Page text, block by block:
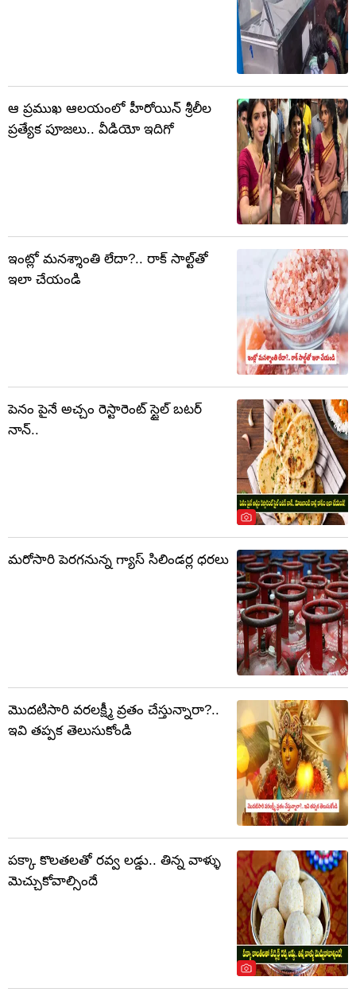
ఆ ప్రముఖ ఆలయంలో హీరోయిన్ శ్రీలీల
ప్రత్యేక పూజలు.. వీడియో ఇదిగో
ఇంట్లో మనశ్శాంతి లేదా?.. రాక్ సాల్ట్‌తో
ఇలా చేయండి
పెనం పైనే అచ్చం రెస్టారెంట్ స్టైల్ బటర్
నాన్..
మరోసారి పెరగనున్న గ్యాస్ సిలిండర్ల ధరలు
మొదటిసారి వరలక్ష్మీ వ్రతం చేస్తున్నారా?..
ఇవి తప్పక తెలుసుకోండి
పక్కా కొలతలతో రవ్వ లడ్డు.. తిన్న వాళ్ళు
మెచ్చుకోవాల్సిందే